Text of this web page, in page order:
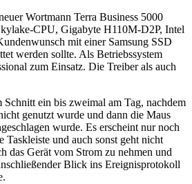
Wortmann Terra Business 5000
CPU, Gigabyte H110M-D2P, Intel
mit einer Samsung SSD
werden sollte. Als Betriebssystem
zum Einsatz. Die Treiber als auch
ein bis zweimal am Tag, nachdem
genutzt wurde und dann die Maus
wurde. Es erscheint nur noch
Taskleiste und auch sonst geht nicht
das Gerät vom Strom zu nehmen und
Blick ins Ereignisprotokoll